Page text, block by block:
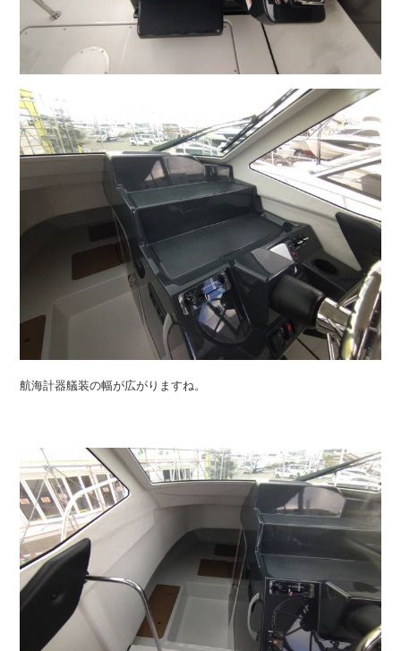
航海計器艤装の幅が広がりますね。